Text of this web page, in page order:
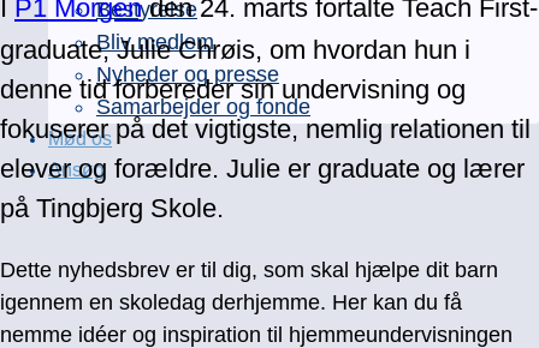
Bestyrelse
Bliv medlem
Nyheder og presse
Samarbejder og fonde
Mød os
Ansøg
I P1 Morgenden 24. marts fortalte Teach First-
graduate, Julie Chrøis, om hvordan hun i
denne tid forbereder sin undervisning og
fokuserer på det vigtigste, nemlig relationen til
elever og forældre. Julie er graduate og lærer
på Tingbjerg Skole.
Dette nyhedsbrev er til dig, som skal hjælpe dit barn
igennem en skoledag derhjemme. Her kan du få
nemme idéer og inspiration til hjemmeundervisningen